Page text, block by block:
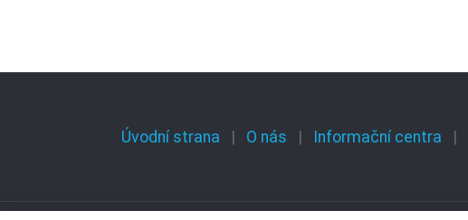
Úvodní strana O nás Informační centra